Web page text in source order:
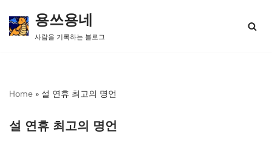
콘
너
용쓰용네
사람을 기록하는 블로그
Home » 설 연휴 최고의 명언
설 연휴 최고의 명언